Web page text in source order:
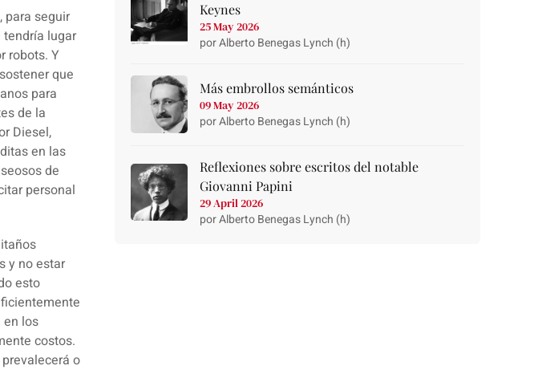
para seguir
lugar
robots. Y
que
para
de la
Diesel,
en las
de
personal
y no estar
esto
en los
costos.
o
Keynes
25 May 2026
por Alberto Benegas Lynch (h)
Más embrollos semánticos
09 May 2026
por Alberto Benegas Lynch (h)
Reflexiones sobre escritos del notable
Giovanni Papini
29 April 2026
por Alberto Benegas Lynch (h)